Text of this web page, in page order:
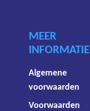
MEER
INFORMATIE
Algemene
voorwaarden
Voorwaarden